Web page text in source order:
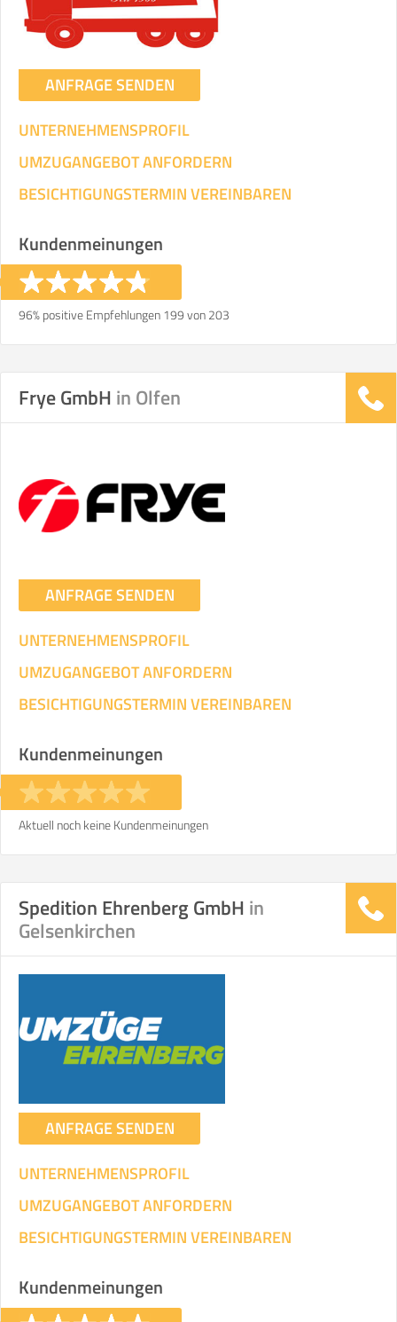
ANFRAGE SENDEN
UNTERNEHMENSPROFIL
UMZUGANGEBOT ANFORDERN
BESICHTIGUNGSTERMIN VEREINBAREN
Kundenmeinungen
96% positive Empfehlungen 199 von 203
Frye GmbH in Olfen
ANFRAGE SENDEN
UNTERNEHMENSPROFIL
UMZUGANGEBOT ANFORDERN
BESICHTIGUNGSTERMIN VEREINBAREN
Kundenmeinungen
Aktuell noch keine Kundenmeinungen
Spedition Ehrenberg GmbH in
Gelsenkirchen
ANFRAGE SENDEN
UNTERNEHMENSPROFIL
UMZUGANGEBOT ANFORDERN
BESICHTIGUNGSTERMIN VEREINBAREN
Kundenmeinungen